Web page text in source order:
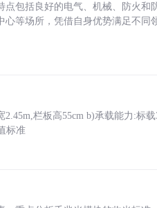
包括良好的电气、机械、防火和
等场所，凭借自身优势满足不同
栏板高55cm b)承载能力:标
标准